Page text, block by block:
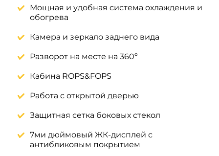
Мощная и удобная система охлаждения и
обогрева
Камера и зеркало заднего вида
Разворот на месте на 360º
Кабина ROPS&FOPS
Работа с открытой дверью
Защитная сетка боковых стекол
7ми дюймовый ЖК-дисплей с
антибликовым покрытием